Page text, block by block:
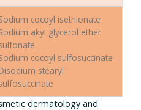
cocoyl isethionate
akyl glycerol ether
cocoyl sulfosuccinate
stearyl
dermatology and